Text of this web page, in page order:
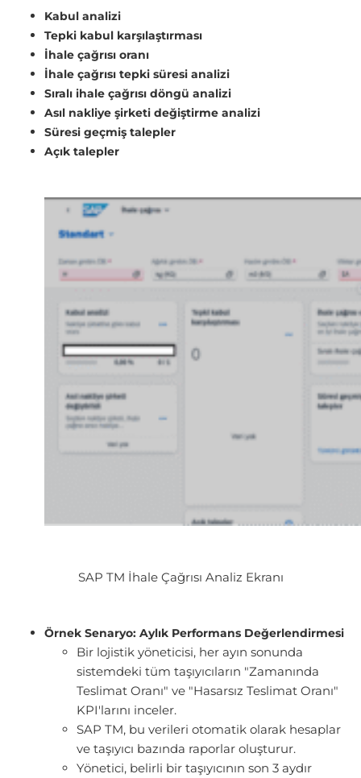
Kabul analizi
Tepki kabul karşılaştırması
İhale çağrısı oranı
İhale çağrısı tepki süresi analizi
Sıralı ihale çağrısı döngü analizi
Asıl nakliye şirketi değiştirme analizi
Süresi geçmiş talepler
Açık talepler
SAP TM İhale Çağrısı Analiz Ekranı
Örnek Senaryo: Aylık Performans Değerlendirmesi
Bir lojistik yöneticisi, her ayın sonunda
sistemdeki tüm taşıyıcıların "Zamanında
Teslimat Oranı" ve "Hasarsız Teslimat Oranı"
KPI'larını inceler.
SAP TM, bu verileri otomatik olarak hesaplar
ve taşıyıcı bazında raporlar oluşturur.
Yönetici, belirli bir taşıyıcının son 3 aydır